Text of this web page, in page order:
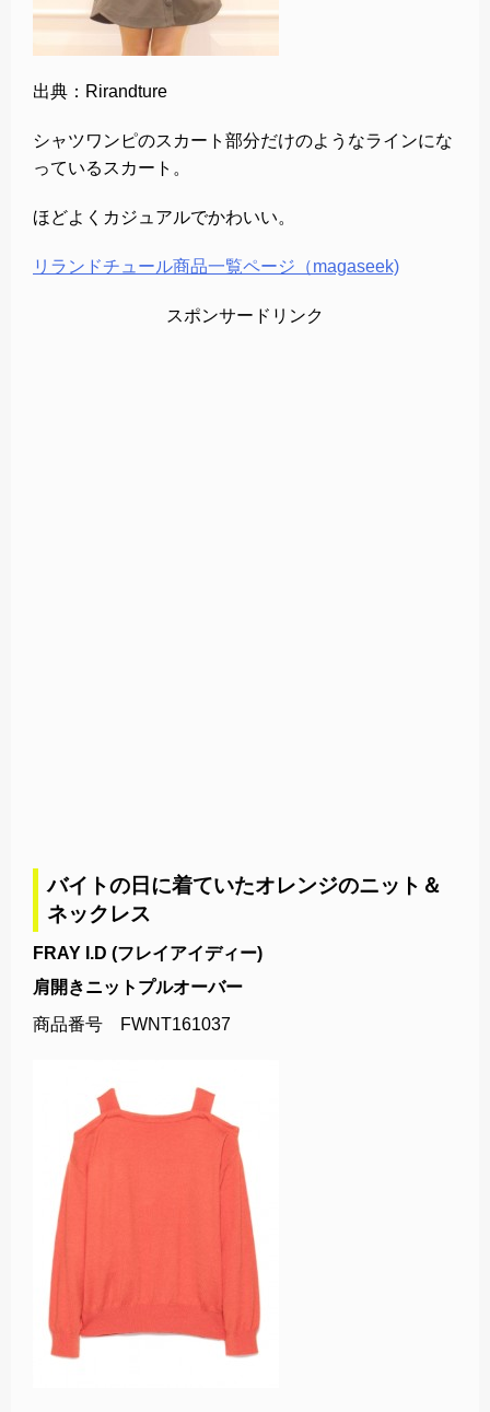
出典：Rirandture
シャツワンピのスカート部分だけのようなラインにな
っているスカート。
ほどよくカジュアルでかわいい。
リランドチュール商品一覧ページ（magaseek)
スポンサードリンク
バイトの日に着ていたオレンジのニット＆
ネックレス
FRAY I.D (フレイアイディー)
肩開きニットプルオーバー
商品番号 FWNT161037